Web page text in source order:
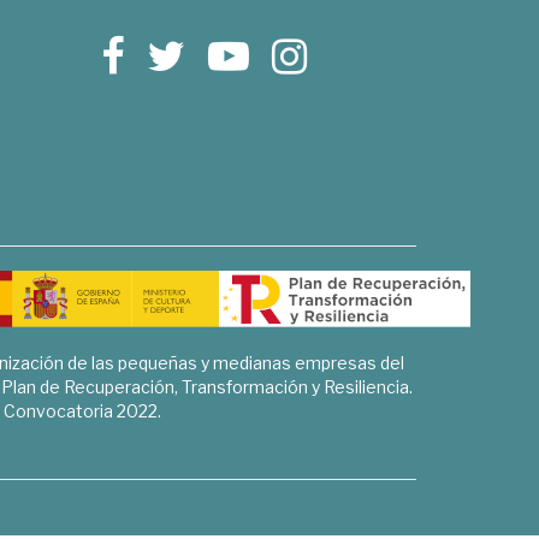
de las pequeñas y medianas empresas del
de Recuperación, Transformación y Resiliencia.
Convocatoria 2022.